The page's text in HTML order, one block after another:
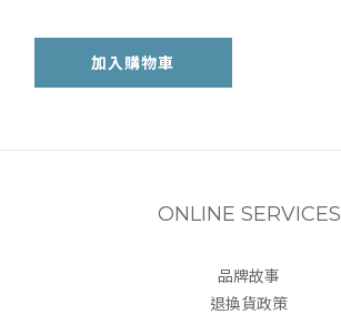
加入購物車
ONLINE SERVICES
品牌故事
退換貨政策